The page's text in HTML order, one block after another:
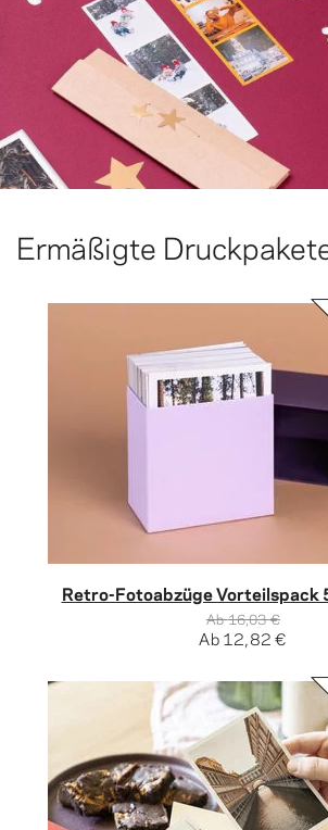
Ermäßigte
Retro-Fotoabzüge
Ab16,03 €
Ab12,82 €